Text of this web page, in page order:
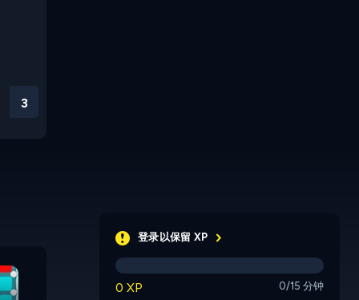
3
Snakes and Ladders Ludo
Ahoy!
登录以保留 XP
0 XP 0/15 分钟